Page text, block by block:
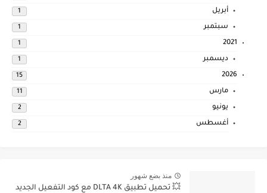
أبريل 1
سبتمبر 1
2021
1
ديسمبر 1
2026
15
مارس 11
يونيو 2
أغسطس 2
منذ بضع شهور
💥 تحميل تطبيق DLTA 4K مع كود التفعيل الجديد